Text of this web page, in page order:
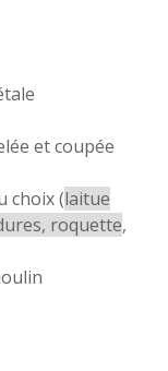
et coupée
choix (laitue
roquette,